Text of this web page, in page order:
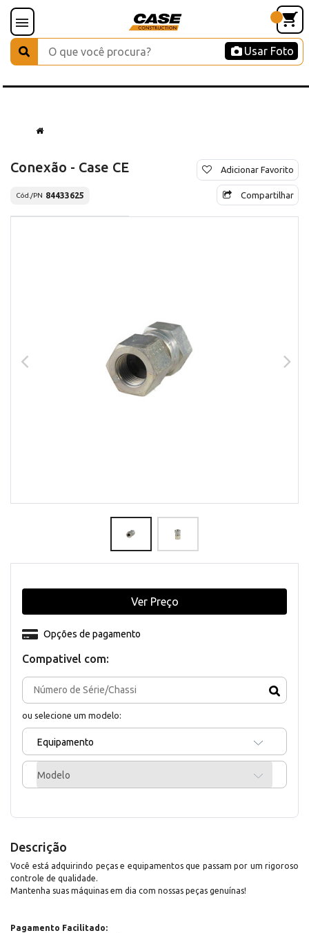
Usar Foto
Conexão - Case CE
Cód./PN 84433625
Adicionar Favorito
Compartilhar
Compativel com:
ou selecione um modelo:
Equipamento
Modelo
Opções de pagamento
Ver Preço
Descrição
Você está adquirindo peças e equipamentos que passam por um rigoroso
controle de qualidade.
Mantenha suas máquinas em dia com nossas peças genuínas!
Pagamento Facilitado: